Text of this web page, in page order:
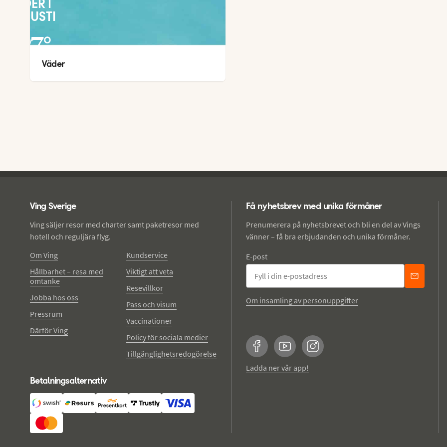
VÄDER I
AUGUSTI
27°
24°
Väder
Ving Sverige
Ving säljer resor med charter samt paketresor med
hotell och reguljära flyg.
Om Ving
Hållbarhet – resa med
omtanke
Jobba hos oss
Pressrum
Därför Ving
Kundservice
Viktigt att veta
Resevillkor
Pass och visum
Vaccinationer
Policy för sociala medier
Tillgänglighetsredogörelse
Betalningsalternativ
Få nyhetsbrev med unika förmåner
Prenumerera på nyhetsbrevet och bli en del av Vings
vänner – få bra erbjudanden och unika förmåner.
E-post
Om insamling av personuppgifter
FacebookYouTubeInstagram
Ladda ner vår app!